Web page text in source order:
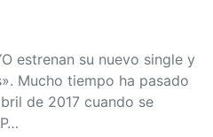
estrenan su nuevo single y
Mucho tiempo ha pasado
de 2017 cuando se